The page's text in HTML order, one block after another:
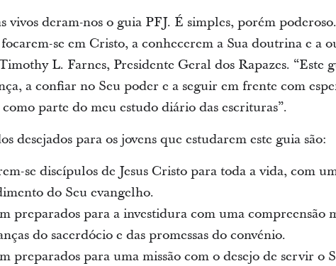
vivos deram-nos o guia PFJ. É simples, porém
se em Cristo, a conhecerem a Sua doutrina e a
L. Farnes, Presidente Geral dos Rapazes. “Este
a confiar no Seu poder e a seguir em frente com
parte do meu estudo diário das escrituras”.
desejados para os jovens que estudarem este guia são:
se discípulos de Jesus Cristo para toda a vida, com
do Seu evangelho.
preparados para a investidura com uma compreensão
do sacerdócio e das promessas do convénio.
preparados para uma missão com o desejo de servir o